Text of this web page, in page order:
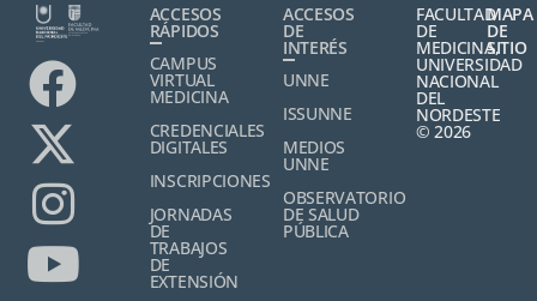
ACCESOS
RÁPIDOS
CAMPUS
VIRTUAL
MEDICINA
CREDENCIALES
DIGITALES
INSCRIPCIONES
JORNADAS
DE
TRABAJOS
DE
EXTENSIÓN
ACCESOS
DE
INTERÉS
UNNE
ISSUNNE
MEDIOS
UNNE
OBSERVATORIO
DE SALUD
PÚBLICA
FACULTAD
DE
MEDICINA,
UNIVERSIDAD
NACIONAL
DEL
NORDESTE
© 2026
MAPA
DE
SITIO